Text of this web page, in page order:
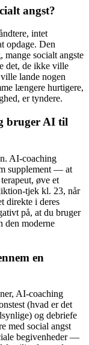
angst?
intet
opdage. Den
socialt angste
det, de ikke ville
lande nogen
længere hurtigere,
er tyndere.
bruger AI til
AI-coaching
supplement — at
øve et
tjek kl. 23, når
direkte i deres
på, at du bruger
den moderne
en
AI-coaching
(hvad er det
og debriefe
med social angst
begivenheder —